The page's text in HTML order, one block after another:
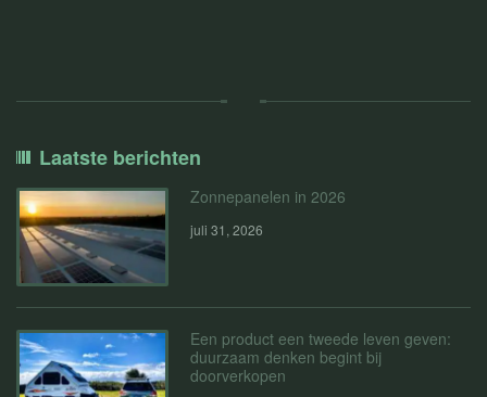
Laatste berichten
Zonnepanelen in 2026
juli 31, 2026
Een product een tweede leven geven:
duurzaam denken begint bij
doorverkopen